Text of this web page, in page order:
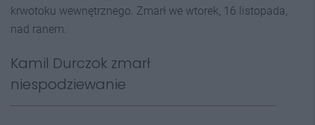
krwotoku wewnętrznego. Zmarł we wtorek, 16 listopada,
nad ranem.
Kamil Durczok zmarł
niespodziewanie